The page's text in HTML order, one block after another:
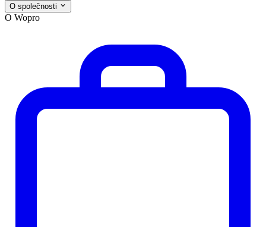
O společnosti
O Wopro